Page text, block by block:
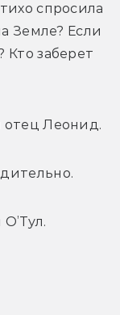
спросила
Земле? Если
Кто заберет
отец Леонид.